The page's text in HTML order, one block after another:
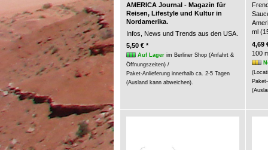
AMERICA Journal - Magazin für
Reisen, Lifestyle und Kultur in
Nordamerika.
Infos, News und Trends aus den USA.
5,50 € *
Auf Lagerim Berliner Shop (Anfahrt &
Öffnungszeiten) /
Paket-Anlieferung innerhalb ca. 2-5 Tagen
(Ausland kann abweichen).
ml
4,69
100